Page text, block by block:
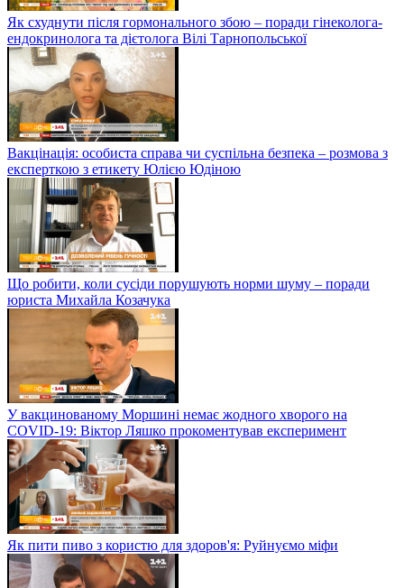
Як схуднути після гормонального збою – поради гінеколога-
ендокринолога та дієтолога Вілі Тарнопольської
Вакцінація: особиста справа чи суспільна безпека – розмова з
експерткою з етикету Юлією Юдіною
Що робити, коли сусіди порушують норми шуму – поради
юриста Михайла Козачука
У вакцинованому Моршині немає жодного хворого на
COVID-19: Віктор Ляшко прокоментував експеримент
Як пити пиво з користю для здоров'я: Руйнуємо міфи